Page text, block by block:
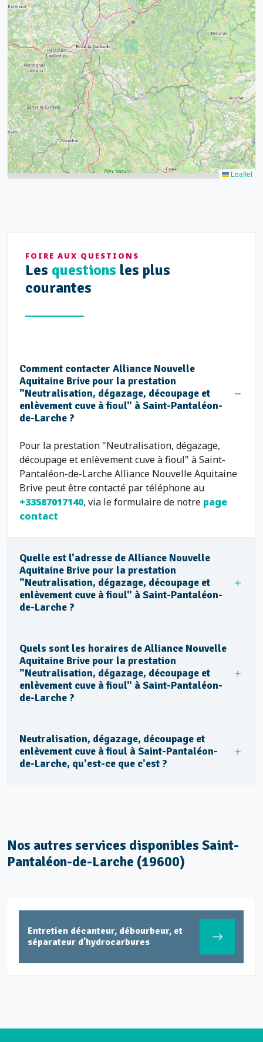
15
21
14
32
39
52 68
43
Leaflet
FOIRE AUX QUESTIONS
Les questions les plus
courantes
Comment contacter Alliance Nouvelle
Aquitaine Brive pour la prestation
"Neutralisation, dégazage, découpage et
enlèvement cuve à fioul" à Saint-Pantaléon-
de-Larche ?
Pour la prestation "Neutralisation, dégazage,
découpage et enlèvement cuve à fioul" à Saint-
Pantaléon-de-Larche Alliance Nouvelle Aquitaine
Brive peut être contacté par téléphone au
+33587017140, via le formulaire de notre page
contact
Quelle est l'adresse de Alliance Nouvelle
Aquitaine Brive pour la prestation
"Neutralisation, dégazage, découpage et
enlèvement cuve à fioul" à Saint-Pantaléon-
de-Larche ?
Quels sont les horaires de Alliance Nouvelle
Aquitaine Brive pour la prestation
"Neutralisation, dégazage, découpage et
enlèvement cuve à fioul" à Saint-Pantaléon-
de-Larche ?
Neutralisation, dégazage, découpage et
enlèvement cuve à fioul à Saint-Pantaléon-
de-Larche, qu'est-ce que c'est ?
Nos autres services disponibles Saint-
Pantaléon-de-Larche (19600)
Entretien décanteur, débourbeur, et
séparateur d'hydrocarbures